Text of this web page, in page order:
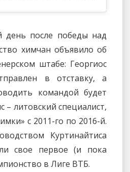
после победы над
химчан объявило об
штабе: Георгиос
в отставку, а
командой будет
– литовский специалист,
с 2011-го по 2016-й.
Куртинайтиса
свое первое (и пока
в Лиге ВТБ.